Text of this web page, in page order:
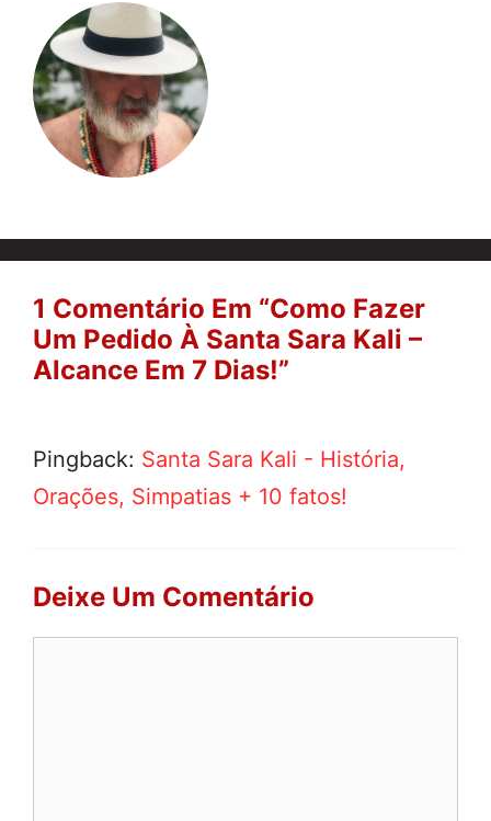
1 Comentário Em “Como Fazer
Um Pedido À Santa Sara Kali –
Alcance Em 7 Dias!”
Pingback: Santa Sara Kali - História,
Orações, Simpatias + 10 fatos!
Deixe Um Comentário